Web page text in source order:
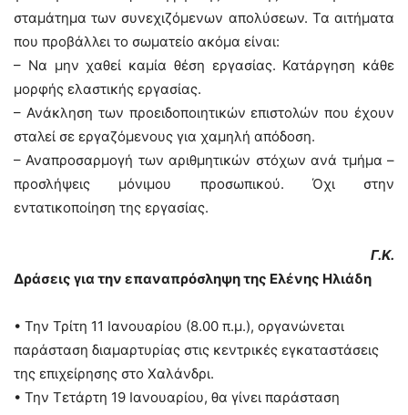
σταμάτημα των συνεχιζόμενων απολύσεων. Τα αιτήματα
που προβάλλει το σωματείο ακόμα είναι:
– Να μην χαθεί καμία θέση εργασίας. Κατάργηση κάθε
μορφής ελαστικής εργασίας.
– Ανάκληση των προειδοποιητικών επιστολών που έχουν
σταλεί σε εργαζόμενους για χαμηλή απόδοση.
– Αναπροσαρμογή των αριθμητικών στόχων ανά τμήμα –
προσλήψεις μόνιμου προσωπικού. Όχι στην
εντατικοποίηση της εργασίας.
Γ.Κ.
Δράσεις για την επαναπρόσληψη της Ελένης Ηλιάδη
• Την Τρίτη 11 Ιανουαρίου (8.00 π.μ.), οργανώνεται
παράσταση διαμαρτυρίας στις κεντρικές εγκαταστάσεις
της επιχείρησης στο Χαλάνδρι.
• Την Τετάρτη 19 Ιανουαρίου, θα γίνει παράσταση